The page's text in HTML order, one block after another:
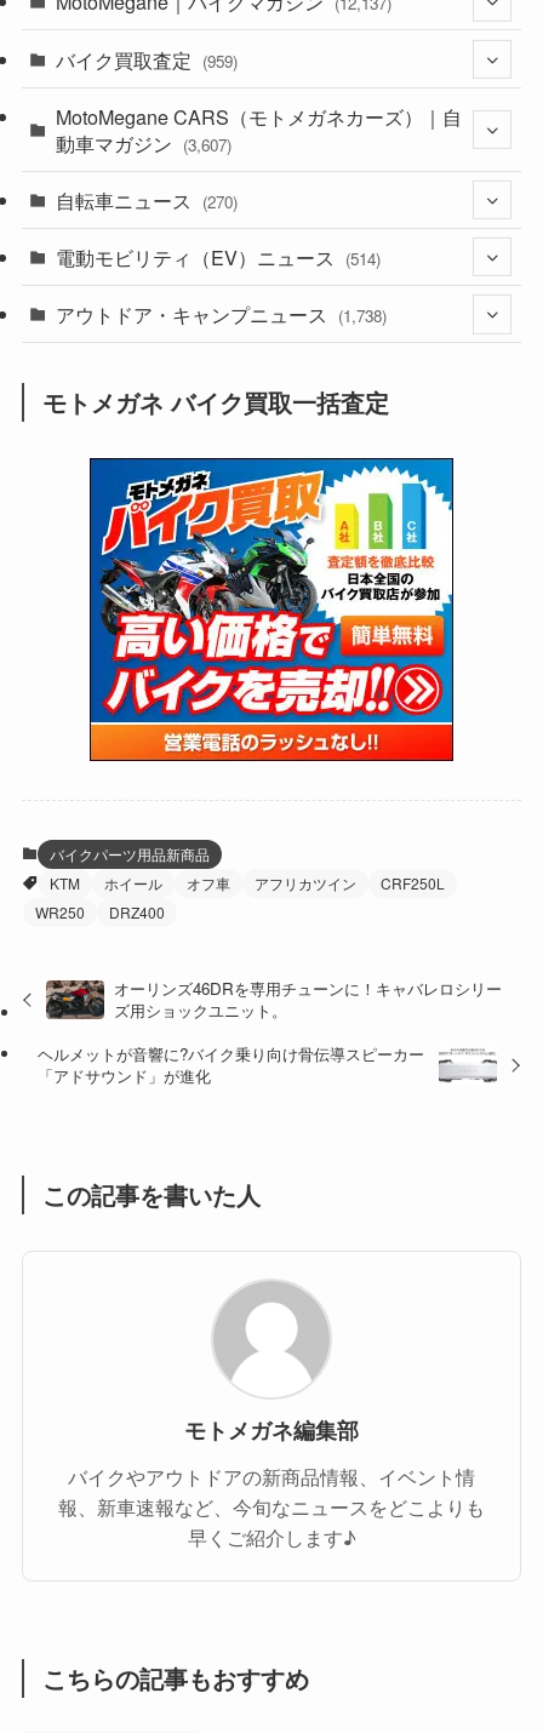
(44)
(1,243)
(639)
(118)
(60)
(31)
(51)
(34)
(5)
(12)
(64)
(109)
(252)
(38)
(24)
(16)
(25)
(24)
(47)
(15)
(5)
(249)
(64)
(16)
(62)
(4)
(6)
(17)
(5)
(27)
(306)
(6,957)
(2,473)
(249)
(1,226)
(12)
(131)
(38)
(131)
(167)
(85)
(21)
(61)
(171)
(98)
(13)
(60)
(274)
(171)
(38)
(47)
(59)
(41)
(47)
(66)
(16)
(141)
(255)
(204)
(1,142)
(166)
(23)
(33)
(34)
(35)
(41)
(415)
(16)
バイク買取査定 (959)
(352)
(1)
MotoMegane CARS（モトメガネカーズ）｜自
動車マガジン (3,607)
(186)
(137)
(74)
(2,744)
(126)
(170)
自転車ニュース (270)
(54)
(211)
電動モビリティ（EV）ニュース (514)
(132)
(171)
(118)
(27)
アウトドア・キャンプニュース (1,738)
(8)
(1,605)
(147)
(13)
(19)
(12)
(16)
(20)
(4)
(16)
(1)
モトメガネ バイク買取一括査定
バイクパーツ用品新商品
KTM
ホイール オフ車 アフリカツイン
CRF250L
WR250
DRZ400
オーリンズ46DRを専用チューンに！キャバレロシリー
ズ用ショックユニット。
ヘルメットが音響に?バイク乗り向け骨伝導スピーカー
「アドサウンド」が進化
この記事を書いた人
モトメガネ編集部
バイクやアウトドアの新商品情報、イベント情
報、新車速報など、今旬なニュースをどこよりも
早くご紹介します♪
こちらの記事もおすすめ